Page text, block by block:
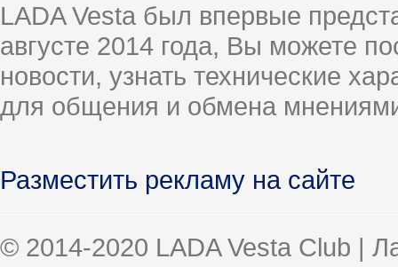
LADA Vesta был впервые
августе 2014 года, Вы можете
новости, узнать технические
для общения и обмена
Разместить рекламу на сайте
© 2014-2020 LADA Vesta Club |